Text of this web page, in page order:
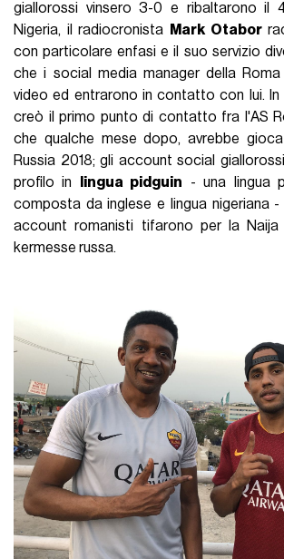
giallorossi vinsero 3-0 e ribaltarono il
Nigeria, il radiocronista
Mark Otabor
con particolare enfasi e il suo servizio
che i social media manager della
video ed entrarono in contatto con lui. In
creò il primo punto di contatto fra l'AS
che qualche mese dopo, avrebbe
Russia 2018; gli account social
profilo in
lingua pidguin - una lingua
composta da inglese e lingua nigeriana -
account romanisti tifarono per la
kermesse russa.